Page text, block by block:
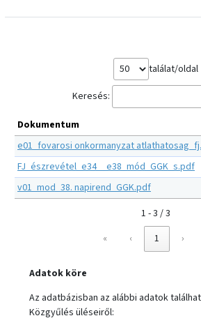
találat/oldal
Keresés:
Dokumentum
e01_fovarosi onkormanyzat
FJ_észrevétel_e34__e38_mód_GGK_s.pdf
v01_mod_38. napirend_GGK.pdf
1 - 3 / 3
«
‹ 1 ›
Adatok köre
Az adatbázisban az alábbi adatok
Közgyűlés üléseiről: